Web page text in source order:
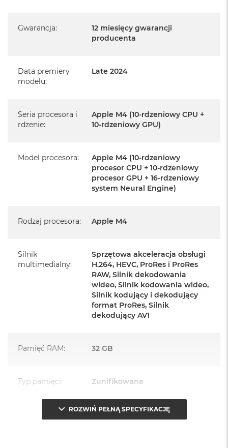
Szczegółowe informacje na ten temat uzyskają Państwo
kontaktując się z naszym handlowcem.
Posiada system operacyjny macOS w języku
polskim oraz polskie menu
urządzenia.
Magic Keyboard z Touch ID
Zasilacz o mocy 143W
Przewód USB‑C do ładowania
PASUJE WSZĘDZIE– Ten zaskakująco smukły, dostępny w
zrobisz więcej szybciej. Bawisz się czy pracujesz, edytujesz
Gwarancja:
12 miesięcy gwarancji
producenta
Data premiery
modelu:
Late 2024
Seria procesora i
rdzenie:
Apple M4 (10-rdzeniowy CPU +
10-rdzeniowy GPU)
Model procesora:
Apple M4 (10-rdzeniowy
procesor CPU + 10-rdzeniowy
procesor GPU + 16-rdzeniowy
system Neural Engine)
Rodzaj procesora: Apple M4
Silnik
multimedialny:
Sprzętowa akceleracja obsługi
H.264, HEVC, ProRes i ProRes
RAW, Silnik dekodowania
wideo, Silnik kodowania wideo,
Silnik kodujący i dekodujący
format ProRes, Silnik
dekodujący AV1
Pamięć RAM: 32 GB
Typ pamięci: Zunifikowana
Przepustowość
120 GB/s
ROZWIŃ PEŁNĄ SPECYFIKACJĘ